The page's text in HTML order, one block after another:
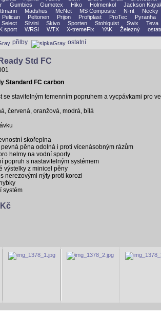
Gumbies Gumotex Hiko Holmenkol Jackson
Madshus McNet MS Composite N-rit Necky
Pelican Peltonen Prijon Profiplast ProTec Pyranha
Select Silvini Skivo Sporten Stohlquist Swix Teva
sport WRSI WTX X-tremeFix YAK Železný
přilby ostatní
Std FC
Standard FC carbon
se stavitelným temenním popruhem a vycpávkami pro
červená, oranžová, modrá, bílá
skořepina
pevná pěna odolná i proti vícenásobným rázům
helmy na vodní sporty
popruh s nastavitelným systémem
výstelky z minicel pěny
nerezovými nýty proti korozi
systém